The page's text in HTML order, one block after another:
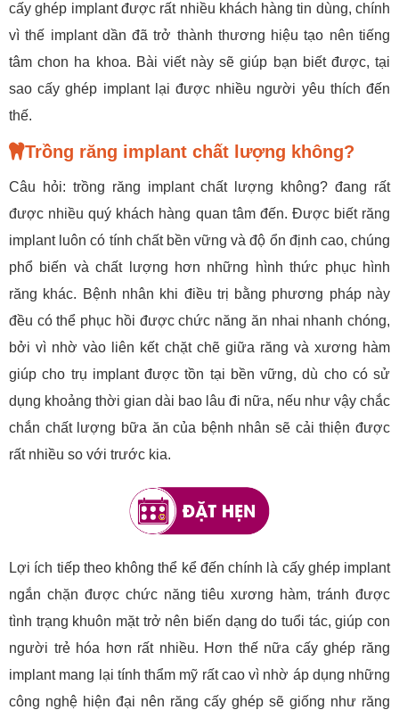
cấy ghép implant được rất nhiều khách hàng tin dùng, chính
vì thế implant dần đã trở thành thương hiệu tạo nên tiếng
tâm chon ha khoa. Bài viết này sẽ giúp bạn biết được, tại
sao cấy ghép implant lại được nhiều người yêu thích đến
thế.
Trồng răng implant chất lượng không?
Câu hỏi: trồng răng implant chất lượng không? đang rất
được nhiều quý khách hàng quan tâm đến. Được biết răng
implant luôn có tính chất bền vững và độ ổn định cao, chúng
phổ biến và chất lượng hơn những hình thức phục hình
răng khác. Bệnh nhân khi điều trị bằng phương pháp này
đều có thể phục hồi được chức năng ăn nhai nhanh chóng,
bởi vì nhờ vào liên kết chặt chẽ giữa răng và xương hàm
giúp cho trụ implant được tồn tại bền vững, dù cho có sử
dụng khoảng thời gian dài bao lâu đi nữa, nếu như vậy chắc
chắn chất lượng bữa ăn của bệnh nhân sẽ cải thiện được
rất nhiều so với trước kia.
Lợi ích tiếp theo không thể kể đến chính là cấy ghép implant
ngắn chặn được chức năng tiêu xương hàm, tránh được
tình trạng khuôn mặt trở nên biến dạng do tuổi tác, giúp con
người trẻ hóa hơn rất nhiều. Hơn thế nữa cấy ghép răng
implant mang lại tính thẩm mỹ rất cao vì nhờ áp dụng những
công nghệ hiện đại nên răng cấy ghép sẽ giống như răng